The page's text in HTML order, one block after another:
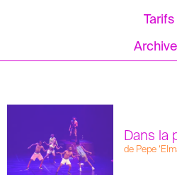
Tarifs
Dans la
de Pepe